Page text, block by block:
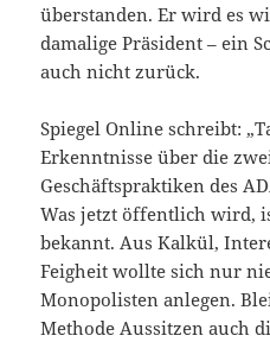
überstanden. Er wird es
damalige Präsident – ein
auch nicht zurück.
Spiegel Online schreibt:
Erkenntnisse über die
Geschäftspraktiken des
Was jetzt öffentlich wird,
bekannt. Aus Kalkül,
Feigheit wollte sich nur
Monopolisten anlegen.
Methode Aussitzen auch